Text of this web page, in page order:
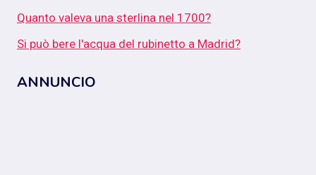
Quanto valeva una sterlina nel 1700?
Si può bere l'acqua del rubinetto a Madrid?
ANNUNCIO